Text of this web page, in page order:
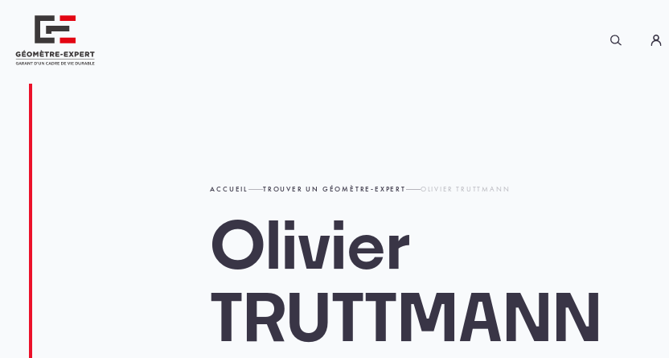
ACCUEIL TROUVER UN GÉOMÈTRE-EXPERT OLIVIER TRUTTMANN
Olivier
TRUTTMANN
Panneau de gestion des cookies